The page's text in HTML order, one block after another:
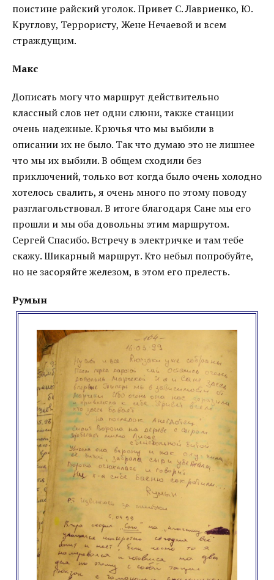
поистине райский уголок. Привет С. Лавриенко, Ю.
Круглову, Террористу, Жене Нечаевой и всем
страждущим.
Макс
Дописать могу что маршрут действительно
классный слов нет одни слюни, также станции
очень надежные. Крючья что мы выбили в
описании их не было. Так что думаю это не лишнее
что мы их выбили. В общем сходили без
приключений, только вот когда было очень холодно
хотелось свалить, я очень много по этому поводу
разглагольствовал. В итоге благодаря Сане мы его
прошли и мы оба довольны этим маршрутом.
Сергей Спасибо. Встречу в электричке и там тебе
скажу. Шикарный маршрут. Кто небыл попробуйте,
но не засоряйте железом, в этом его прелесть.
Румын